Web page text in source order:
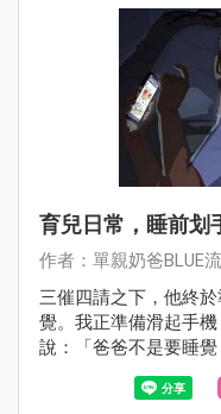
育兒日常，睡前划
作者：單親奶爸BLUE流
三催四請之下，他終
覺。我正準備滑起手
說：「爸爸不是要睡
對，爸爸關個手機。